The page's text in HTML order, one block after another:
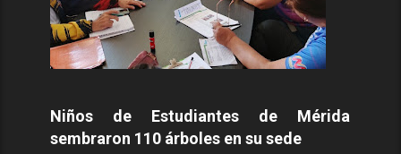
Niños de Estudiantes de Mérida
sembraron 110 árboles en su sede